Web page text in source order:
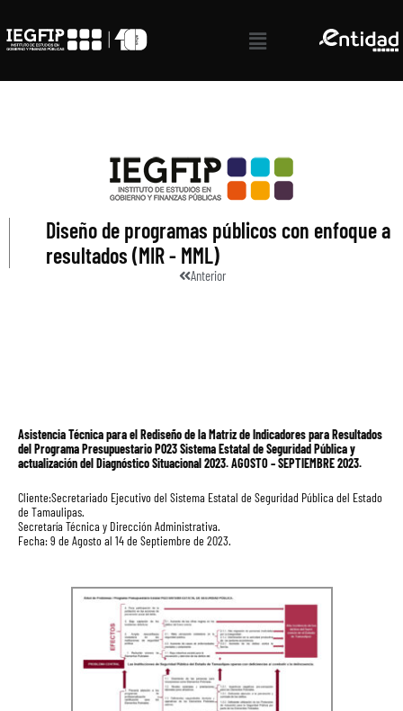
contenido
Menú
Diseño de programas públicos con enfoque a
resultados (MIR - MML)
Anterior
Asistencia Técnica para el Rediseño de la Matriz de Indicadores para Resultados
del Programa Presupuestario P023 Sistema Estatal de Seguridad Pública y
actualización del Diagnóstico Situacional 2023. AGOSTO – SEPTIEMBRE 2023.
Cliente:Secretariado Ejecutivo del Sistema Estatal de Seguridad Pública del Estado
de Tamaulipas.
Secretaría Técnica y Dirección Administrativa.
Fecha: 9 de Agosto al 14 de Septiembre de 2023.